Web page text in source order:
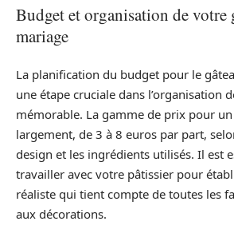
Budget et organisation de votre
mariage
La planification du budget pour le
une étape cruciale dans l’organisation
mémorable. La gamme de prix pour
largement, de 3 à 8 euros par part,
design et les ingrédients utilisés. Il est
travailler avec votre pâtissier pour
réaliste qui tient compte de toutes les
aux décorations.